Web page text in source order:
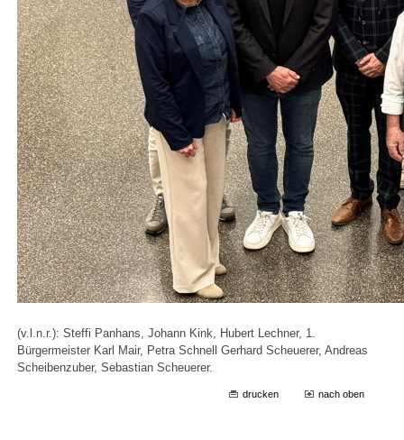
(v.l.n.r.): Steffi Panhans, Johann Kink, Hubert Lechner, 1.
Bürgermeister Karl Mair, Petra Schnell Gerhard Scheuerer, Andreas
Scheibenzuber, Sebastian Scheuerer.
drucken nach oben